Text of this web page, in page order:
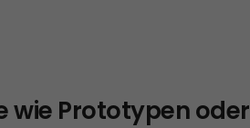
wie Prototypen oder